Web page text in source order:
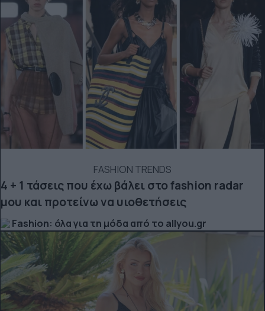
FASHION TRENDS
4 + 1 τάσεις που έχω βάλει στο fashion radar
μου και προτείνω να υιοθετήσεις
Fashion: όλα για τη μόδα από το allyou.gr